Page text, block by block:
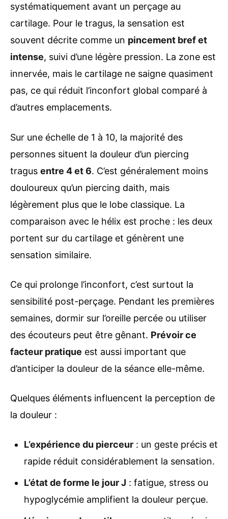
systématiquement avant un perçage au
cartilage. Pour le tragus, la sensation est
souvent décrite comme un pincement bref et
intense, suivi d’une légère pression. La zone est
innervée, mais le cartilage ne saigne quasiment
pas, ce qui réduit l’inconfort global comparé à
d’autres emplacements.
Sur une échelle de 1 à 10, la majorité des
personnes situent la douleur d’un piercing
tragus entre 4 et 6. C’est généralement moins
douloureux qu’un piercing daith, mais
légèrement plus que le lobe classique. La
comparaison avec le hélix est proche : les deux
portent sur du cartilage et génèrent une
sensation similaire.
Ce qui prolonge l’inconfort, c’est surtout la
sensibilité post-perçage. Pendant les premières
semaines, dormir sur l’oreille percée ou utiliser
des écouteurs peut être gênant. Prévoir ce
facteur pratique est aussi important que
d’anticiper la douleur de la séance elle-même.
Quelques éléments influencent la perception de
la douleur :
L’expérience du pierceur : un geste précis et
rapide réduit considérablement la sensation.
L’état de forme le jour J : fatigue, stress ou
hypoglycémie amplifient la douleur perçue.